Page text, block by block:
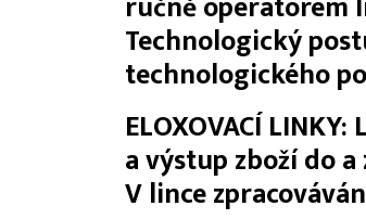
Technologický
technologického
ELOXOVACÍ
a výstup zboží do
V lince